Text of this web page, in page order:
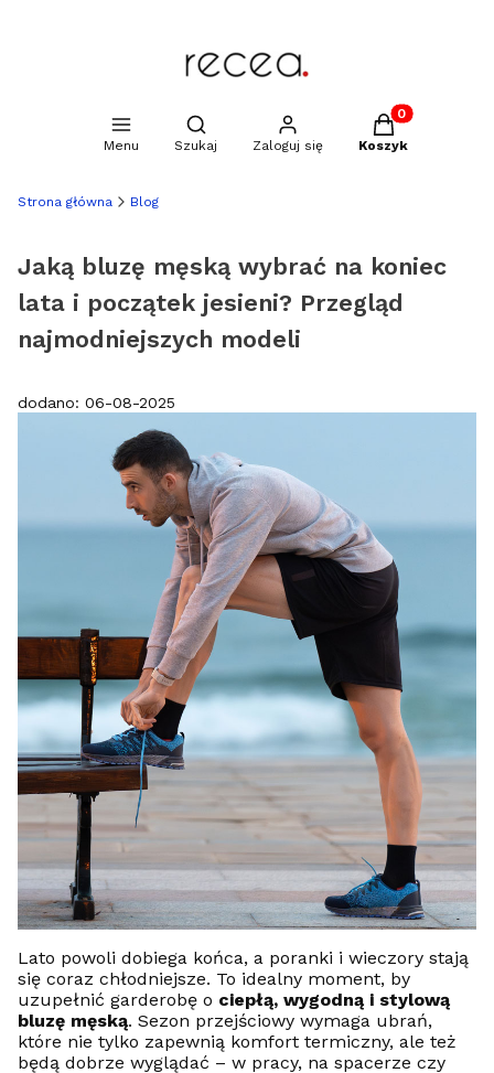
Menu
Otwórz wyszukiwarkę
Szukaj Zaloguj się
Produkty w
Koszyk
Strona główna Blog
Jaką bluzę męską wybrać na koniec
lata i początek jesieni? Przegląd
najmodniejszych modeli
dodano: 06-08-2025
Lato powoli dobiega końca, a poranki i wieczory stają
się coraz chłodniejsze. To idealny moment, by
uzupełnić garderobę o ciepłą, wygodną i stylową
bluzę męską. Sezon przejściowy wymaga ubrań,
które nie tylko zapewnią komfort termiczny, ale też
będą dobrze wyglądać – w pracy, na spacerze czy